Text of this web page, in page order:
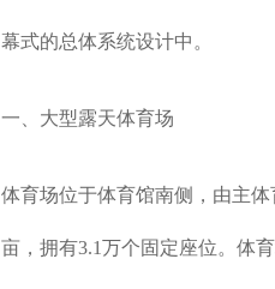
幕式的总体系统设计中。
一、大型露天体育场
体育场位于体育馆南侧，由主
亩，拥有3.1万个固定座位。体